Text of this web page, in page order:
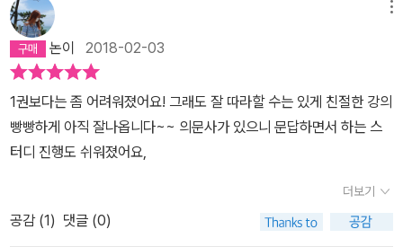
논이 2018-02-03
1권보다는 좀 어려워졌어요! 그래도 잘 따라할 수는 있게 친절한 강의
빵빵하게 아직 잘나옵니다~~ 의문사가 있으니 문답하면서 하는 스
터디 진행도 쉬워졌어요,
더보기
공감 (1) 댓글 (0)